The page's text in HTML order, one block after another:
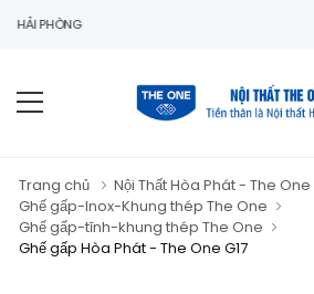
Trang chủ
Nội Thất Hòa Phát - The One
Ghế gấp-Inox-Khung thép The One
Ghế gấp-tĩnh-khung thép The One
Ghế gấp Hòa Phát - The One G17